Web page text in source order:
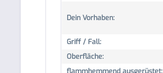
Dein Vorhaben:
Griff / Fall:
Oberfläche: